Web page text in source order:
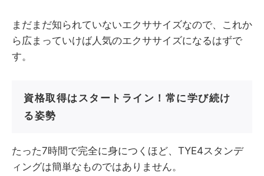
まだまだ知られていないエクササイズなので、これか
ら広まっていけば人気のエクササイズになるはずで
す。
資格取得はスタートライン！常に学び続け
る姿勢
たった7時間で完全に身につくほど、TYE4スタンデ
ィングは簡単なものではありません。